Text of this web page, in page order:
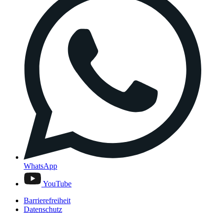
WhatsApp
YouTube
Barrierefreiheit
Datenschutz